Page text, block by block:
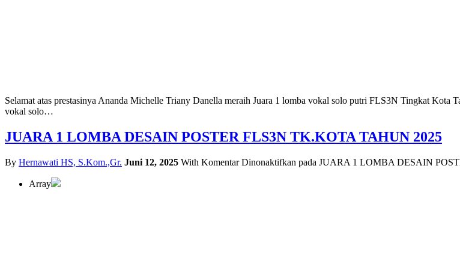
Selamat atas prestasinya Ananda Michelle Triany Danella meraih Juara 1 lomba vokal solo putri FLS3N Tingkat Kota
vokal solo…
JUARA 1 LOMBA DESAIN POSTER FLS3N TK.KOTA TAHUN 2025
By Hernawati HS, S.Kom.,Gr. Juni 12, 2025 With Komentar Dinonaktifkan pada JUARA 1 LOMBA DESAIN
Array